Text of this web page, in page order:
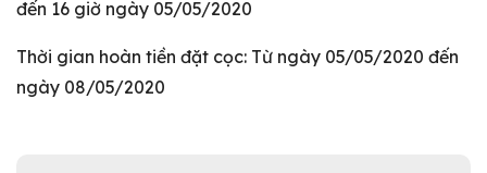
đến 16 giờ ngày 05/05/2020
Thời gian hoàn tiền đặt cọc: Từ ngày 05/05/2020 đến
ngày 08/05/2020